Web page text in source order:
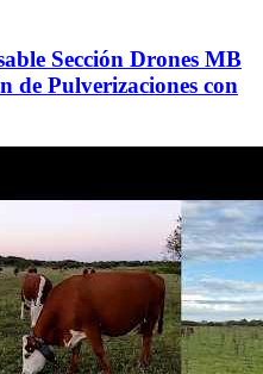
Sección Drones MB
de Pulverizaciones con